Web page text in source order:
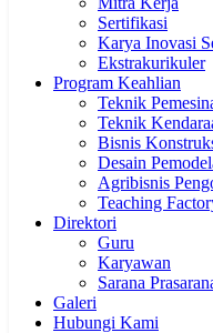
Sertifikasi
Karya Inovasi
Ekstrakurikuler
Program Keahlian
Teknik
Teknik
Bisnis
Desain
Agribisnis
Teaching
Direktori
Guru
Karyawan
Sarana
Galeri
Hubungi Kami